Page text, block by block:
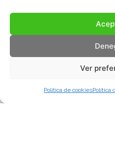
Ver
Política de cookiesPolítica